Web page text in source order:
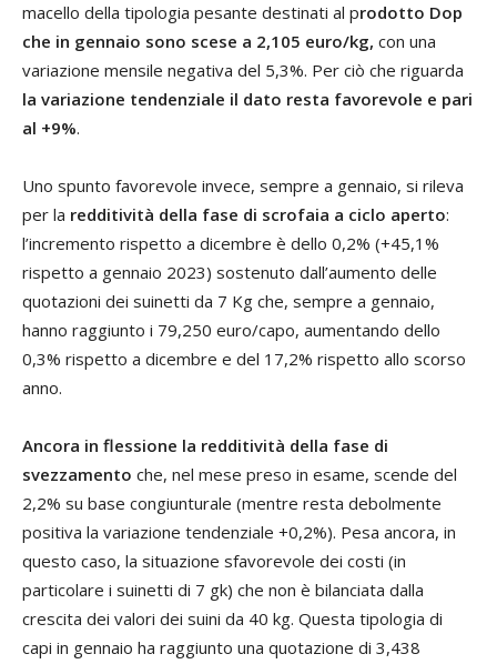
macello della tipologia pesante destinati al prodotto Dop
che in gennaio sono scese a 2,105 euro/kg, con una
variazione mensile negativa del 5,3%. Per ciò che riguarda
la variazione tendenziale il dato resta favorevole e pari
al +9%.
Uno spunto favorevole invece, sempre a gennaio, si rileva
per la redditività della fase di scrofaia a ciclo aperto:
l’incremento rispetto a dicembre è dello 0,2% (+45,1%
rispetto a gennaio 2023) sostenuto dall’aumento delle
quotazioni dei suinetti da 7 Kg che, sempre a gennaio,
hanno raggiunto i 79,250 euro/capo, aumentando dello
0,3% rispetto a dicembre e del 17,2% rispetto allo scorso
anno.
Ancora in flessione la redditività della fase di
svezzamento che, nel mese preso in esame, scende del
2,2% su base congiunturale (mentre resta debolmente
positiva la variazione tendenziale +0,2%). Pesa ancora, in
questo caso, la situazione sfavorevole dei costi (in
particolare i suinetti di 7 gk) che non è bilanciata dalla
crescita dei valori dei suini da 40 kg. Questa tipologia di
capi in gennaio ha raggiunto una quotazione di 3,438